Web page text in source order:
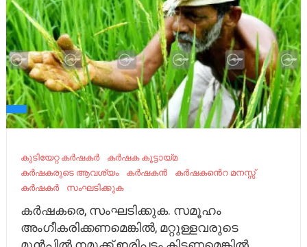
കുടിയേറ്റ കർഷകർ
കർഷക കൂട്ടായ്മ
കർഷകരുടെ ആവശ്യം
കർഷകൻ
കർഷകൻെറ മനസ്സ്
കർഷകർ
സംഘടിക്കുക
കർഷകരെ, സംഘടിക്കുക. സമൂഹം
അംഗീകരിക്കണമെങ്കിൽ, മറ്റുള്ളവരുടെ